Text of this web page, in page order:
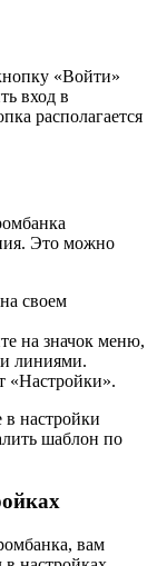
«Войти»
вход в
располагается
Это можно
своем
на значок меню,
линиями.
«Настройки».
настройки
шаблон по
вам